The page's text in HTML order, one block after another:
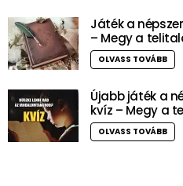
Játék a
– Megy a
OLVASS TOVÁBB
Újabb játék a
kvíz – Megy a
OLVASS TOVÁBB